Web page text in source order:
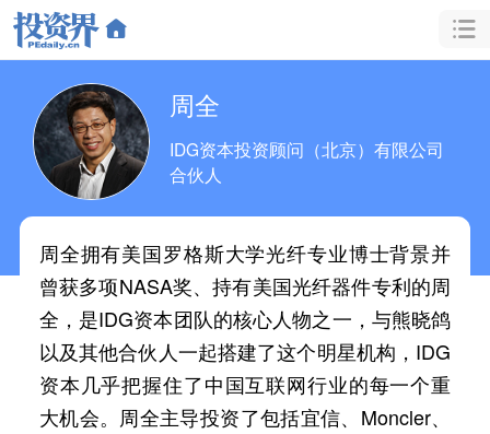
周全
IDG资本投资顾问（北京）有限公司
合伙人
周全拥有美国罗格斯大学光纤专业博士背景并
曾获多项NASA奖、持有美国光纤器件专利的周
全，是IDG资本团队的核心人物之一，与熊晓鸽
以及其他合伙人一起搭建了这个明星机构， IDG
资本几乎把握住了中国互联网行业的每一个重
大机会。周全主导投资了包括宜信、 Moncler、